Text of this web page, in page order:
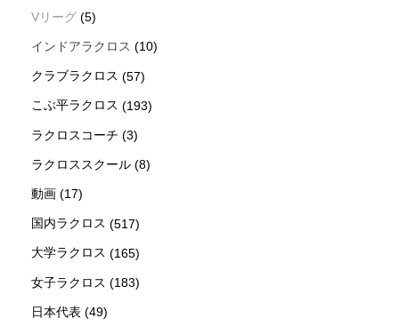
Vリーグ (5)
インドアラクロス (10)
クラブラクロス (57)
こぶ平ラクロス (193)
ラクロスコーチ (3)
ラクロススクール (8)
動画 (17)
国内ラクロス (517)
大学ラクロス (165)
女子ラクロス (183)
日本代表 (49)